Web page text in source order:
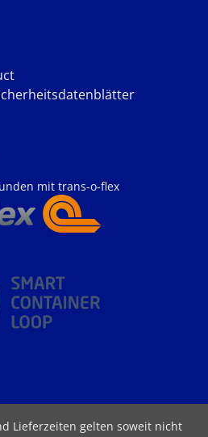
mit trans-o-flex
Lieferzeiten gelten soweit nicht